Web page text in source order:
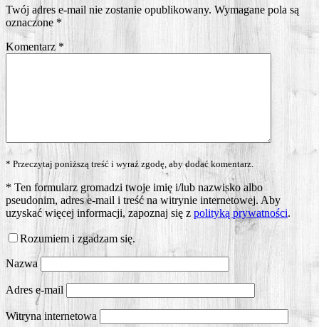
Twój adres e-mail nie zostanie opublikowany. Wymagane pola są
oznaczone *
Komentarz *
* Przeczytaj poniższą treść i wyraź zgodę, aby dodać komentarz.
* Ten formularz gromadzi twoje imię i/lub nazwisko albo
pseudonim, adres e-mail i treść na witrynie internetowej. Aby
uzyskać więcej informacji, zapoznaj się z polityką prywatności.
Rozumiem i zgadzam się.
Nazwa
Adres e-mail
Witryna internetowa